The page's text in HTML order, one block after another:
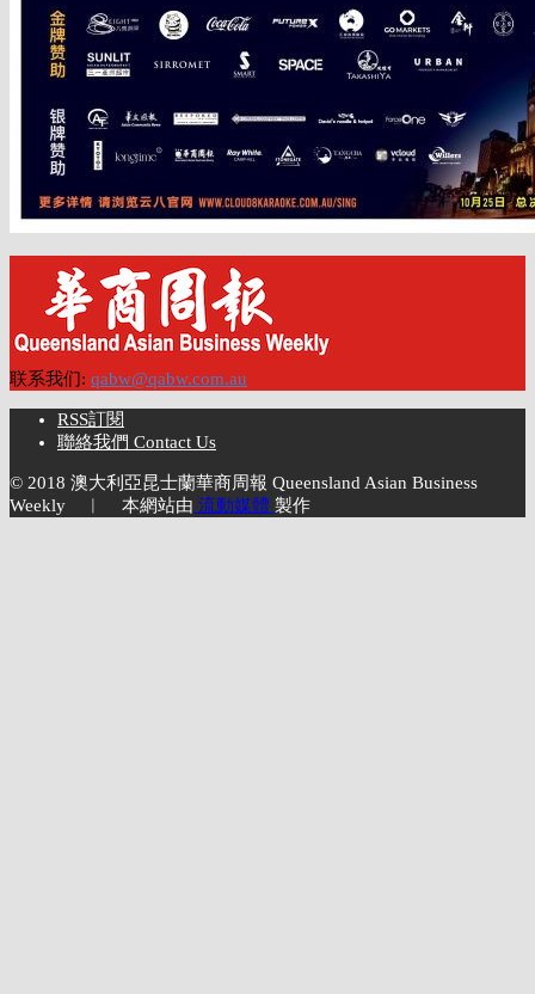
联系我们: qabw@qabw.com.au
RSS訂閱
聯絡我們 Contact Us
© 2018 澳大利亞昆士蘭華商周報 Queensland Asian Business
Weekly ︱ 本網站由 流動媒體 製作